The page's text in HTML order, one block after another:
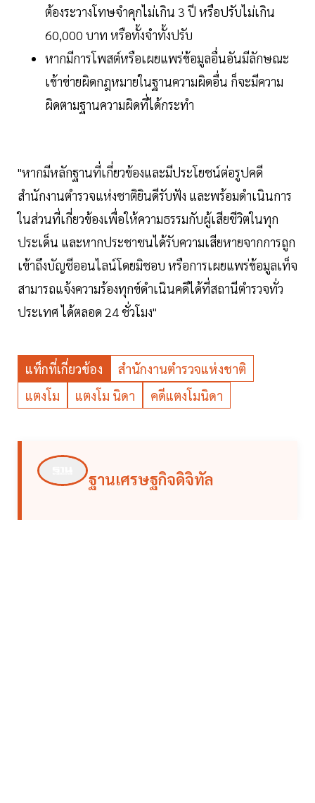
ต้องระวางโทษจำคุกไม่เกิน 3 ปี หรือปรับไม่เกิน
60,000 บาท หรือทั้งจำทั้งปรับ
หากมีการโพสต์หรือเผยแพร่ข้อมูลอื่นอันมีลักษณะ
เข้าข่ายผิดกฎหมายในฐานความผิดอื่น ก็จะมีความ
ผิดตามฐานความผิดที่ได้กระทำ
"หากมีหลักฐานที่เกี่ยวข้องและมีประโยชน์ต่อรูปคดี
สำนักงานตำรวจแห่งชาติยินดีรับฟัง และพร้อมดำเนินการ
ในส่วนที่เกี่ยวข้องเพื่อให้ความธรรมกับผู้เสียชีวิตในทุก
ประเด็น และหากประชาชนได้รับความเสียหายจากการถูก
เข้าถึงบัญชีออนไลน์โดยมิชอบ หรือการเผยแพร่ข้อมูลเท็จ
สามารถแจ้งความร้องทุกข์ดำเนินคดีได้ที่สถานีตำรวจทั่ว
ประเทศ ได้ตลอด 24 ชั่วโมง"
แท็กที่เกี่ยวข้อง
สำนักงานตำรวจแห่งชาติ
แตงโม
แตงโม นิดา คดีแตงโมนิดา
ฐานเศรษฐกิจดิจิทัล